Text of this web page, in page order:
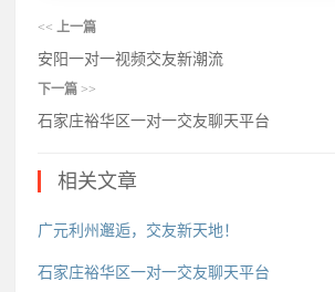
<< 上一篇
安阳一对一视频交友新潮流
下一篇 >>
石家庄裕华区一对一交友聊天平台
相关文章
广元利州邂逅，交友新天地！
石家庄裕华区一对一交友聊天平台